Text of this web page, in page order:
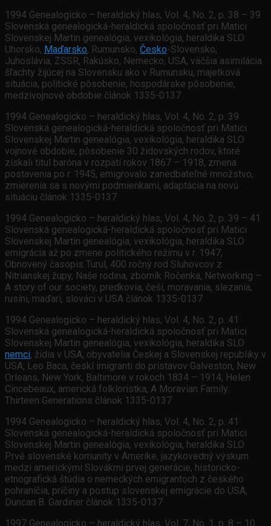
1994 Genealogicko – heraldický hlas, Vol. 4, No. 2, p. 38 – 39
Slovenská genealogická-heraldická spoločnosť pri Matici
Slovenskej Martin genealógia, vexikológia, heraldika SLO
Uhorsko, Maďarsko, Rumunsko, Česko-Slovensko,
Juhoslávia, ZSSR, Rakúsko, Nemecko, USA, väčšia asimilácia
šľachty žijúcej na Slovensku ako v Rumunsku, majetková
situácia, politické pôsobenie, hospodárske pôsobenie,
medzivojnové obdobie článok 1335-0137
1994 Genealogicko – heraldický hlas, Vol. 4, No. 2, p. 39
Slovenská genealogická-heraldická spoločnosť pri Matici
Slovenskej Martin genealógia, vexikológia, heraldika SLO
vojnové obdobie, pôsobenie 30 židovských rodov, ktoré
získali titul baróna v rozpätí rokov 1867 – 1918, zmena
postavenia po r. 1945, emigrovalo zanedbateľné množstvo,
zmierenia sa s novými podmienkami, adaptácia na novú
situáciu článok 1335-0137
1994 Genealogicko – heraldický hlas, Vol. 4, No. 2, p. 39 – 41
Slovenská genealogická-heraldická spoločnosť pri Matici
Slovenskej Martin genealógia, vexikológia, heraldika SLO
emigrácia až po zmene politického režimu v r. 1947,
Obnovený časopis Turul, 400 ročný rod Sluhovcov z
Nitrianskej župy, Naše rodina, zborník Ročenka, Networking –
A story of our society, predkovia, češi, moravania, slezania,
rusíni, maďari, slováci v USA článok 1335-0137
1994 Genealogicko – heraldický hlas, Vol. 4, No. 2, p. 41
Slovenská genealogická-heraldická spoločnosť pri Matici
Slovenskej Martin genealógia, vexikológia, heraldika SLO
nemci, židia v USA, obyvatelia Českej a Slovenskej republiky v
USA, Leo Baca, českí imigranti do prístavov Galveston, New
Orleans, New York, Baltimore v rokoch 1834 – 1914, Helen
Cincebeaux, americká folkloristka, A Moravian Family:
Thirteen Generations článok 1335-0137
1994 Genealogicko – heraldický hlas, Vol. 4, No. 2, p. 41
Slovenská genealogická-heraldická spoločnosť pri Matici
Slovenskej Martin genealógia, vexikológia, heraldika SLO
Prvé slovenské komunity v Amerike, jazykovedný výskum
medzi americkými Slovákmi prvej generácie, historicko-
etnografická štúdia o nemeckých emigrantoch z českého
pohraničia, príčiny a postup slovenskej emigrácie do USA,
Duncan B. Gardiner článok 1335-0137
1997 Genealogicko – heraldický hlas, Vol. 7, No. 1, p. 8 – 10